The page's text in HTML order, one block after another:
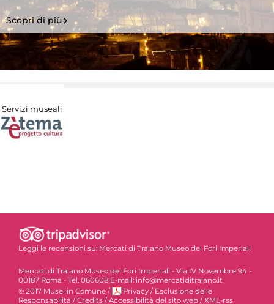
Scopri di più
Servizi museali
Leggi le recensioni su: Mercati di Traiano Museo dei Fori Imperiali
Mercati di Traiano Museo dei Fori Imperiali - Via IV Novembre 94 -
00187 Roma - Tel. 060608 E-mail: info@mercatiditraiano.it
© 2017 Musei in Comune / Privacy / Esclusione delle
Responsabilità / Credits / Accessibilità del sito web / XML-rss